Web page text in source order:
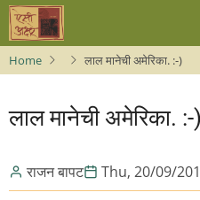
Skip
main
content
Home लाल मानेची अमेरिका. :-)
लाल मानेची अमेरिका. :-)
राजन बापट Thu, 20/09/